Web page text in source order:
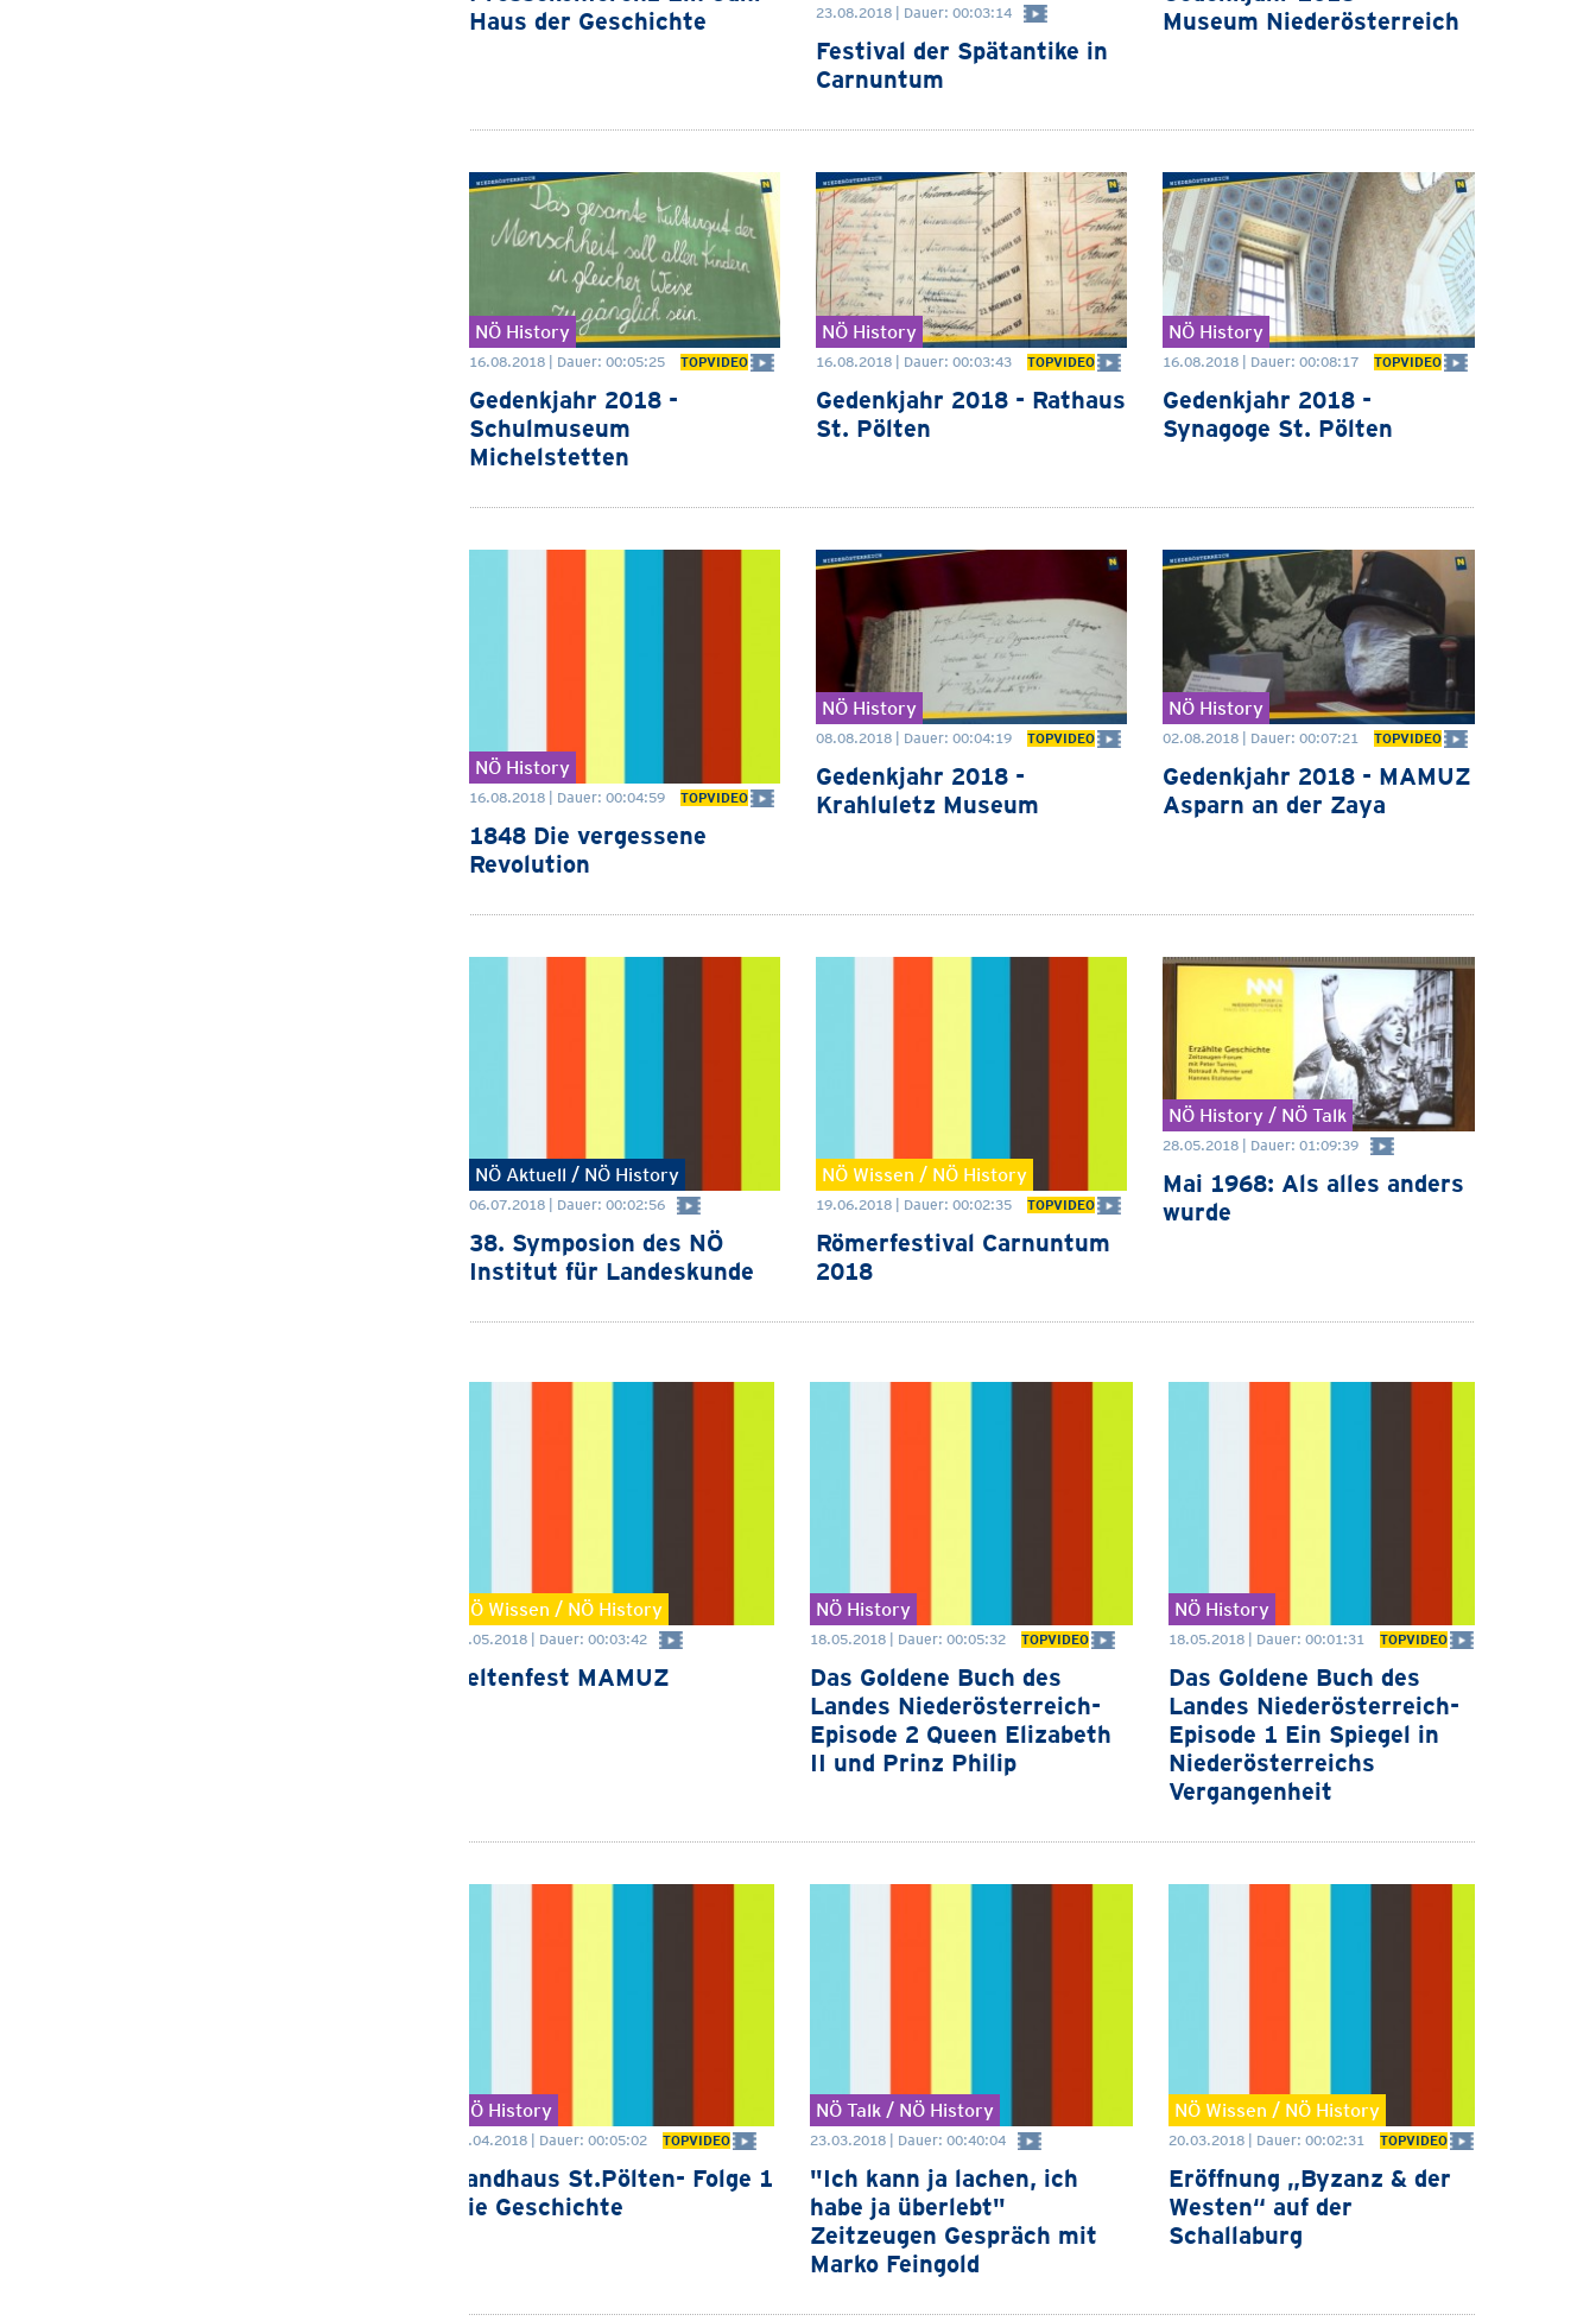
Haus der Geschichte
23.08.2018 | Dauer: 00:03:14
Festival der Spätantike in
Carnuntum
Museum Niederösterreich
NÖ History
16.08.2018 | Dauer: 00:05:25 TOPVIDEO
Gedenkjahr 2018 -
Schulmuseum
Michelstetten
NÖ History
16.08.2018 | Dauer: 00:03:43 TOPVIDEO
Gedenkjahr 2018 - Rathaus
St. Pölten
NÖ History
16.08.2018 | Dauer: 00:08:17 TOPVIDEO
Gedenkjahr 2018 -
Synagoge St. Pölten
NÖ History
16.08.2018 | Dauer: 00:04:59 TOPVIDEO
1848 Die vergessene
Revolution
NÖ History
08.08.2018 | Dauer: 00:04:19 TOPVIDEO
Gedenkjahr 2018 -
Krahluletz Museum
NÖ History
02.08.2018 | Dauer: 00:07:21 TOPVIDEO
Gedenkjahr 2018 - MAMUZ
Asparn an der Zaya
NÖ Aktuell / NÖ History
06.07.2018 | Dauer: 00:02:56
38. Symposion des NÖ
Institut für Landeskunde
NÖ Wissen / NÖ History
19.06.2018 | Dauer: 00:02:35 TOPVIDEO
Römerfestival Carnuntum
2018
NÖ History / NÖ Talk
28.05.2018 | Dauer: 01:09:39
Mai 1968: Als alles anders
wurde
NÖ Wissen / NÖ History
28.05.2018 | Dauer: 00:03:42
Keltenfest MAMUZ
NÖ History
18.05.2018 | Dauer: 00:05:32 TOPVIDEO
Das Goldene Buch des
Landes Niederösterreich-
Episode 2 Queen Elizabeth
II und Prinz Philip
NÖ History
18.05.2018 | Dauer: 00:01:31 TOPVIDEO
Das Goldene Buch des
Landes Niederösterreich-
Episode 1 Ein Spiegel in
Niederösterreichs
Vergangenheit
NÖ History
09.04.2018 | Dauer: 00:05:02 TOPVIDEO
Landhaus St.Pölten- Folge 1
Die Geschichte
NÖ Talk / NÖ History
23.03.2018 | Dauer: 00:40:04
"Ich kann ja lachen, ich
habe ja überlebt"
Zeitzeugen Gespräch mit
Marko Feingold
NÖ Wissen / NÖ History
20.03.2018 | Dauer: 00:02:31 TOPVIDEO
Eröffnung „Byzanz & der
Westen“ auf der
Schallaburg